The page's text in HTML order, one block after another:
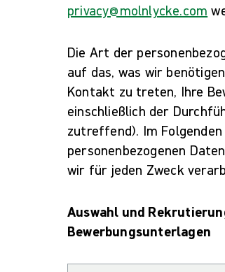
privacy@molnlycke.com
Die Art der
auf das, was wir
Kontakt zu treten, Ihre
einschließlich der
zutreffend). Im
personenbezogenen
wir für jeden Zweck
Auswahl und
Bewerbungsunterlagen